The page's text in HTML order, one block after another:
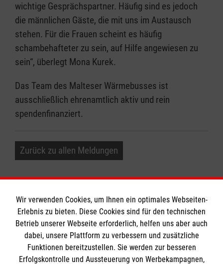
wichtige Gesprächspartner. Häufig sind es jedoch
die männlichen Gäste, die mit uns im Austausch
stehen. Für die Frauen scheint es häufig
schambehafteter zu sein, auf Hilfe angewiesen zu
sein“, überlegt Mona Kurek.
Das Team des Malteser Wärmebusses ist
ausschließlich ehrenamtlich aktiv und rein
spendenfinanziert.
Zurück zu allen Meldungen
Informationen
Impressum
Wir verwenden Cookies, um Ihnen ein optimales Webseiten-
Erlebnis zu bieten. Diese Cookies sind für den technischen
Betrieb unserer Webseite erforderlich, helfen uns aber auch
dabei, unsere Plattform zu verbessern und zusätzliche
Funktionen bereitzustellen. Sie werden zur besseren
Erfolgskontrolle und Aussteuerung von Werbekampagnen,